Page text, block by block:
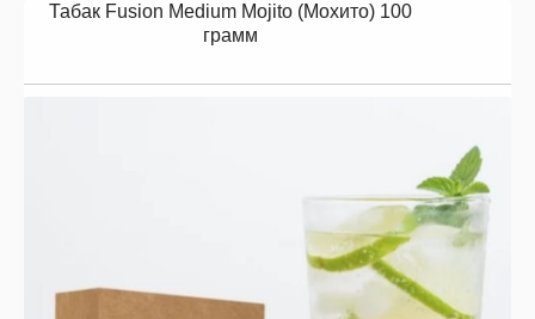
Табак Fusion Medium Mojito (Мохито) 100
грамм